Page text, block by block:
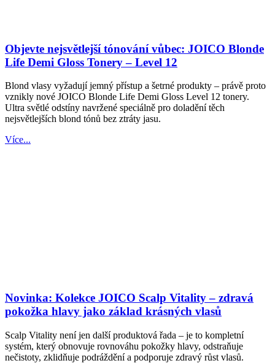
Objevte nejsvětlejší tónování vůbec: JOICO Blonde
Life Demi Gloss Tonery – Level 12
Blond vlasy vyžadují jemný přístup a šetrné produkty – právě proto
vznikly nové JOICO Blonde Life Demi Gloss Level 12 tonery.
Ultra světlé odstíny navržené speciálně pro doladění těch
nejsvětlejších blond tónů bez ztráty jasu.
Více...
Novinka: Kolekce JOICO Scalp Vitality – zdravá
pokožka hlavy jako základ krásných vlasů
Scalp Vitality není jen další produktová řada – je to kompletní
systém, který obnovuje rovnováhu pokožky hlavy, odstraňuje
nečistoty, zklidňuje podráždění a podporuje zdravý růst vlasů.